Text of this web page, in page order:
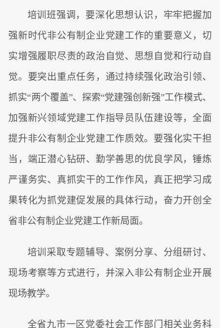
培训班强调，要深化思想认识，牢牢把握加
强新时代非公有制企业党建工作的重要意义，切
实增强履职尽责的政治自觉、思想自觉和行动自
觉。要突出重点任务，通过持续强化政治引领、
抓实“两个覆盖”、探索“党建强创新强”工作模式、
加强新兴领域党建工作指导员队伍建设等，全面
提升非公有制企业党建工作质效。要强化实干担
当，端正潜心钻研、勤学善思的优良学风，锤炼
严谨务实、真抓实干的工作作风，真正把学习成
果转化为抓党建促发展的具体行动，奋力开创全
省非公有制企业党建工作新局面。
培训采取专题辅导、案例分享、分组研讨、
现场考察等方式进行，并深入非公有制企业开展
现场教学。
全省九市一区党委社会工作部门相关业务科